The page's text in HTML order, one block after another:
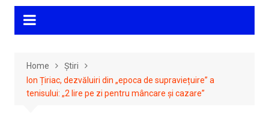
Home
Știri
Ion Țiriac, dezvăluiri din „epoca de supraviețuire” a
tenisului: „2 lire pe zi pentru mâncare și cazare”